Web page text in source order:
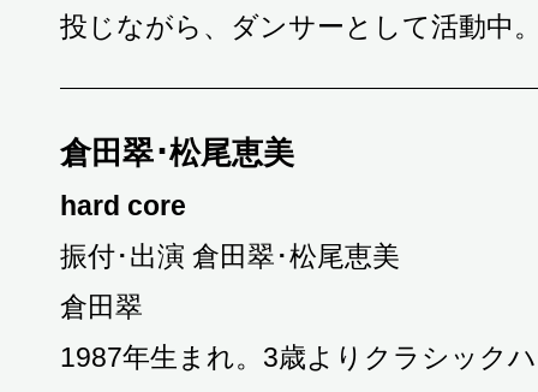
投じながら、ダンサーとして活動中
倉田翠･松尾恵美
hard core
振付･出演 倉田翠･松尾恵美
倉田翠
1987年生まれ。3歳よりクラシック